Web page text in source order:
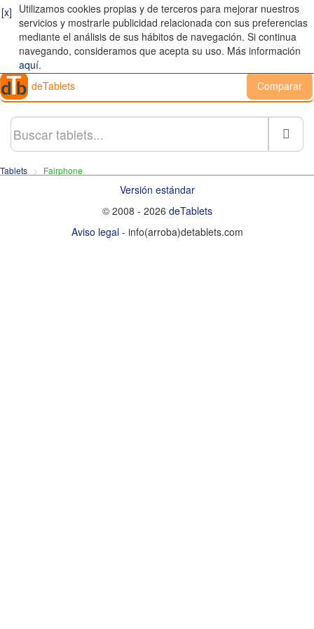
[x] Utilizamos cookies propias y de terceros para mejorar nuestros
servicios y mostrarle publicidad relacionada con sus preferencias
mediante el análisis de sus hábitos de navegación. Si continua
navegando, consideramos que acepta su uso. Más información
aquí.
deTablets
Comparar
Tablets Fairphone
Versión estándar
© 2008 - 2026 deTablets
Aviso legal- info(arroba)detablets.com